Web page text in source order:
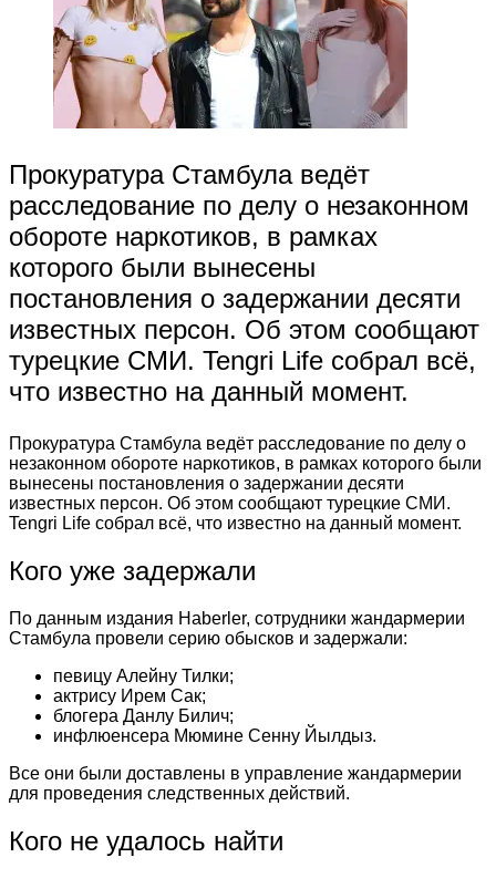
Прокуратура Стамбула ведёт
расследование по делу о незаконном
обороте наркотиков, в рамках
которого были вынесены
постановления о задержании десяти
известных персон. Об этом сообщают
турецкие СМИ. Tengri Life собрал всё,
что известно на данный момент.
Прокуратура Стамбула ведёт расследование по делу о
незаконном обороте наркотиков, в рамках которого были
вынесены постановления о задержании десяти
известных персон. Об этом сообщают турецкие СМИ.
Tengri Life собрал всё, что известно на данный момент.
Кого уже задержали
По данным издания Haberler, сотрудники жандармерии
Стамбула провели серию обысков и задержали:
певицу Алейну Тилки;
актрису Ирем Сак;
блогера Данлу Билич;
инфлюенсера Мюмине Сенну Йылдыз.
Все они были доставлены в управление жандармерии
для проведения следственных действий.
Кого не удалось найти